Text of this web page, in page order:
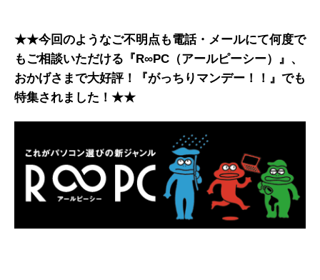
★★今回のようなご不明点も電話・メールにて何度で
もご相談いただける『R∞PC（アールピーシー）』、
おかげさまで大好評！『がっちりマンデー！！』でも
特集されました！★★